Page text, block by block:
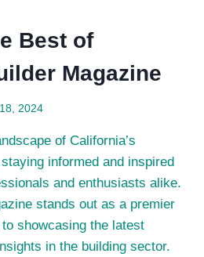
Best of
Magazine
2024
of California’s
informed and inspired
and enthusiasts alike.
stands out as a premier
showcasing the latest
in the building sector.